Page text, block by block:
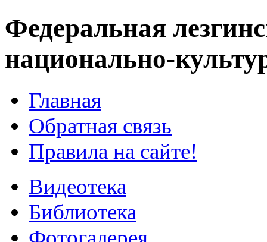
Федеральная
национально-
Главная
Обратная связь
Правила на сайте!
Видеотека
Библиотека